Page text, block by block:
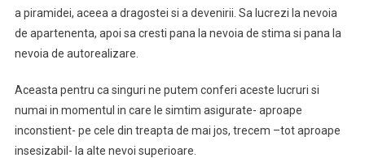
a piramidei, aceea a dragostei si a devenirii. Sa lucrezi la nevoia
de apartenenta, apoi sa cresti pana la nevoia de stima si pana la
nevoia de autorealizare.
Aceasta pentru ca singuri ne putem conferi aceste lucruri si
numai in momentul in care le simtim asigurate- aproape
inconstient- pe cele din treapta de mai jos, trecem –tot aproape
insesizabil- la alte nevoi superioare.